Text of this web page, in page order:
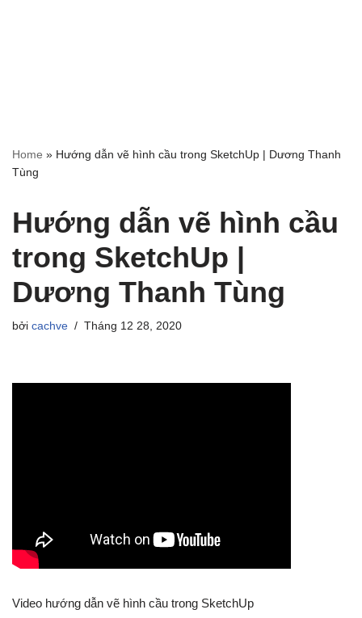
Home » Hướng dẫn vẽ hình cầu trong SketchUp | Dương Thanh
Tùng
Hướng dẫn vẽ hình cầu
trong SketchUp |
Dương Thanh Tùng
bởi cachve Tháng 12 28, 2020
Video hướng dẫn vẽ hình cầu trong SketchUp